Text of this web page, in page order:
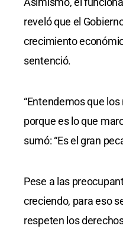
reveló que el
crecimiento
sentenció.
“Entendemos que
porque es lo que
sumó: “Es el gran
Pese a las
creciendo, para eso
respeten los